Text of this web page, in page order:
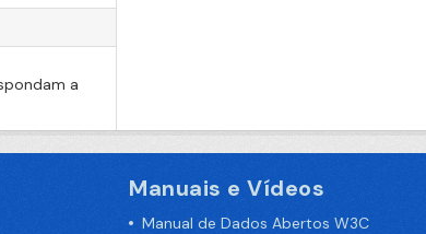
a
Manuais e Vídeos
Manual de Dados Abertos W3C